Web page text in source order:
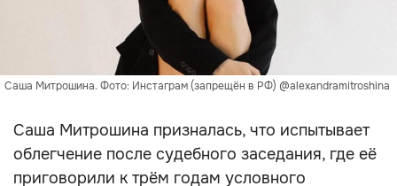
Саша Митрошина. Фото: Инстаграм (запрещён в РФ) @alexandramitroshina
Саша Митрошина призналась, что испытывает
облегчение после судебного заседания, где её
приговорили к трём годам условного